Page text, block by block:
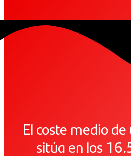
El coste medio
sitúa en los